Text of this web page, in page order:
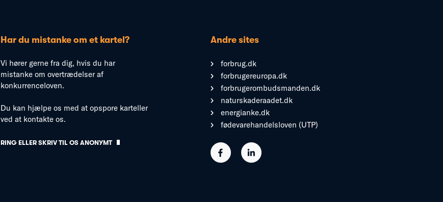
Har du mistanke om et kartel?
Vi hører gerne fra dig, hvis du har
mistanke om overtrædelser af
konkurrenceloven.
Du kan hjælpe os med at opspore karteller
ved at kontakte os.
RING ELLER SKRIV TIL OS ANONYMT
Andre sites
forbrug.dk
forbrugereuropa.dk
forbrugerombudsmanden.dk
naturskaderaadet.dk
energianke.dk
fødevarehandelsloven (UTP)